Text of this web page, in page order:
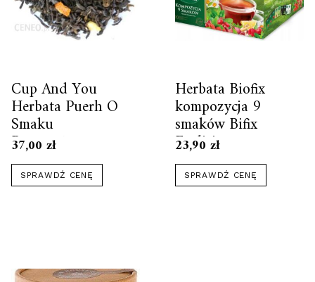
Cup And You
Herbata Puerh O
Smaku
Pomarańczowa
150G
37,00 zł
SPRAWDŹ CENĘ
Herbata Biofix
kompozycja 9
smaków Bifix
Exclisive
23,90 zł
SPRAWDŹ CENĘ